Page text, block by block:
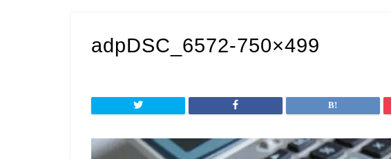
adpDSC_6572-750×499